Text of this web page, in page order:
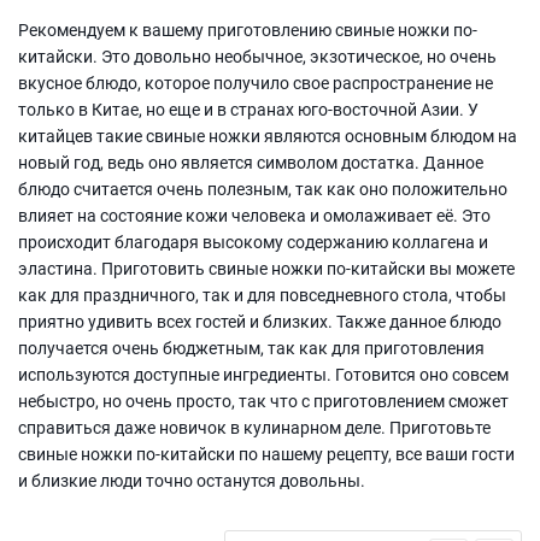
Рекомендуем к вашему приготовлению свиные ножки по-
китайски. Это довольно необычное, экзотическое, но очень
вкусное блюдо, которое получило свое распространение не
только в Китае, но еще и в странах юго-восточной Азии. У
китайцев такие свиные ножки являются основным блюдом на
новый год, ведь оно является символом достатка. Данное
блюдо считается очень полезным, так как оно положительно
влияет на состояние кожи человека и омолаживает её. Это
происходит благодаря высокому содержанию коллагена и
эластина. Приготовить свиные ножки по-китайски вы можете
как для праздничного, так и для повседневного стола, чтобы
приятно удивить всех гостей и близких. Также данное блюдо
получается очень бюджетным, так как для приготовления
используются доступные ингредиенты. Готовится оно совсем
небыстро, но очень просто, так что с приготовлением сможет
справиться даже новичок в кулинарном деле. Приготовьте
свиные ножки по-китайски по нашему рецепту, все ваши гости
и близкие люди точно останутся довольны.